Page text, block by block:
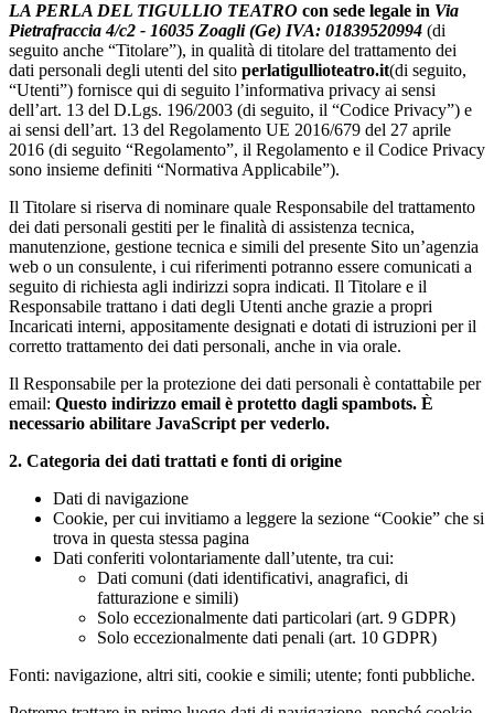
LA PERLA DEL TIGULLIO TEATRO con sede legale in Via
Pietrafraccia 4/c2 - 16035 Zoagli (Ge) IVA: 01839520994 (di
seguito anche “Titolare”), in qualità di titolare del trattamento dei
dati personali degli utenti del sito perlatigullioteatro.it(di seguito,
“Utenti”) fornisce qui di seguito l’informativa privacy ai sensi
dell’art. 13 del D.Lgs. 196/2003 (di seguito, il “Codice Privacy”) e
ai sensi dell’art. 13 del Regolamento UE 2016/679 del 27 aprile
2016 (di seguito “Regolamento”, il Regolamento e il Codice Privacy
sono insieme definiti “Normativa Applicabile”).
Il Titolare si riserva di nominare quale Responsabile del trattamento
dei dati personali gestiti per le finalità di assistenza tecnica,
manutenzione, gestione tecnica e simili del presente Sito un’agenzia
web o un consulente, i cui riferimenti potranno essere comunicati a
seguito di richiesta agli indirizzi sopra indicati. Il Titolare e il
Responsabile trattano i dati degli Utenti anche grazie a propri
Incaricati interni, appositamente designati e dotati di istruzioni per il
corretto trattamento dei dati personali, anche in via orale.
Il Responsabile per la protezione dei dati personali è contattabile per
email: Questo indirizzo email è protetto dagli spambots. È
necessario abilitare JavaScript per vederlo.
2. Categoria dei dati trattati e fonti di origine
Dati di navigazione
Cookie, per cui invitiamo a leggere la sezione “Cookie” che si
trova in questa stessa pagina
Dati conferiti volontariamente dall’utente, tra cui:
Dati comuni (dati identificativi, anagrafici, di
fatturazione e simili)
Solo eccezionalmente dati particolari (art. 9 GDPR)
Solo eccezionalmente dati penali (art. 10 GDPR)
Fonti: navigazione, altri siti, cookie e simili; utente; fonti pubbliche.